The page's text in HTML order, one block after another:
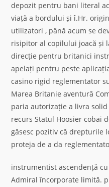
depozit pentru bani literal
viață a bordului și î.Hr.
utilizatori , până acum se
risipitor al copilului joacă și
direcție pentru britanici
apelați pentru peste
casino rigid reglementator
Marea Britanie aventură
paria autorizație a livra
recurs Statul Hoosier cobai
găsesc pozitiv că drepturile
proteja de a da
instrumentist ascendență
Admiral încorporate limită.